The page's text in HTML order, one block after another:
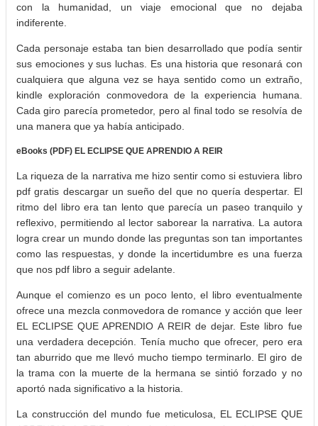
con la humanidad, un viaje emocional que no dejaba
indiferente.
Cada personaje estaba tan bien desarrollado que podía sentir
sus emociones y sus luchas. Es una historia que resonará con
cualquiera que alguna vez se haya sentido como un extraño,
kindle exploración conmovedora de la experiencia humana.
Cada giro parecía prometedor, pero al final todo se resolvía de
una manera que ya había anticipado.
eBooks (PDF) EL ECLIPSE QUE APRENDIO A REIR
La riqueza de la narrativa me hizo sentir como si estuviera libro
pdf gratis descargar un sueño del que no quería despertar. El
ritmo del libro era tan lento que parecía un paseo tranquilo y
reflexivo, permitiendo al lector saborear la narrativa. La autora
logra crear un mundo donde las preguntas son tan importantes
como las respuestas, y donde la incertidumbre es una fuerza
que nos pdf libro a seguir adelante.
Aunque el comienzo es un poco lento, el libro eventualmente
ofrece una mezcla conmovedora de romance y acción que leer
EL ECLIPSE QUE APRENDIO A REIR de dejar. Este libro fue
una verdadera decepción. Tenía mucho que ofrecer, pero era
tan aburrido que me llevó mucho tiempo terminarlo. El giro de
la trama con la muerte de la hermana se sintió forzado y no
aportó nada significativo a la historia.
La construcción del mundo fue meticulosa, EL ECLIPSE QUE